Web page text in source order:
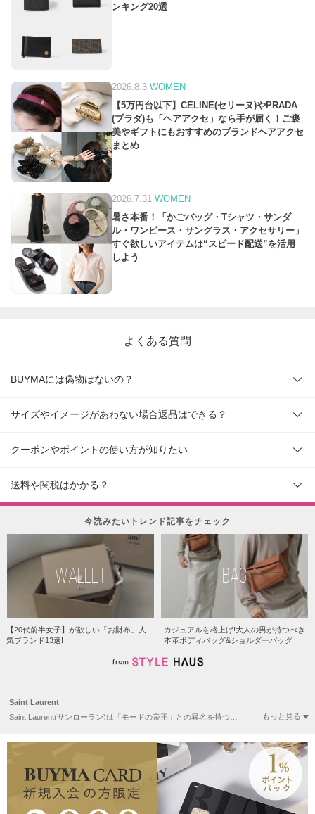
ンキング20選
2026.8.3 WOMEN
【5万円台以下】CELINE(セリーヌ)やPRADA
(プラダ)も「ヘアアクセ」なら手が届く！ご褒
美やギフトにもおすすめのブランドヘアアクセ
まとめ
2026.7.31 WOMEN
暑さ本番！「かごバッグ・Tシャツ・サンダ
ル・ワンピース・サングラス・アクセサリー」
すぐ欲しいアイテムは“スピード配送”を活用
しよう
よくある質問
BUYMAには偽物はないの？
サイズやイメージがあわない場合返品はできる？
クーポンやポイントの使い方が知りたい
送料や関税はかかる？
今読みたいトレンド記事をチェック
WALLET
【20代前半女子】が欲しい「お財布」人
気ブランド13選!
BAG
カジュアルを格上げ!大人の男が持つべき
本革ボディバッグ&ショルダーバッグ
Saint Laurent
もっと見る